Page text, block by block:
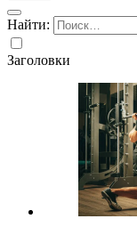
Найти:
Заголовки